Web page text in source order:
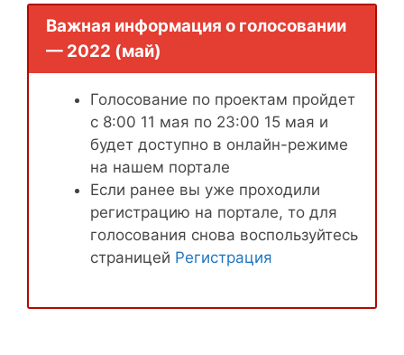
Важная информация о голосовании
— 2022 (май)
Голосование по проектам пройдет
с 8:00 11 мая по 23:00 15 мая и
будет доступно в онлайн-режиме
на нашем портале
Если ранее вы уже проходили
регистрацию на портале, то для
голосования снова воспользуйтесь
страницей Регистрация